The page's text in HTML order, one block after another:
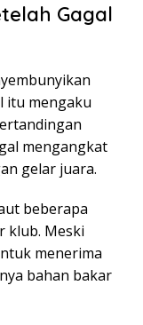
Gagal
itu mengaku
mengangkat
gelar juara.
beberapa
klub. Meski
menerima
bahan bakar